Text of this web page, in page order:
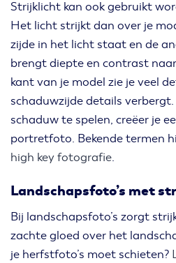
Strijklicht kan ook gebruikt
Het licht strijkt dan over je
zijde in het licht staat en de
brengt diepte en contrast
kant van je model zie je veel
schaduwzijde details
schaduw te spelen, creëer je
portretfoto. Bekende termen
high key fotografie.
Landschapsfoto’s met
Bij landschapsfoto’s zorgt
zachte gloed over het
je herfstfoto’s moet schieten?